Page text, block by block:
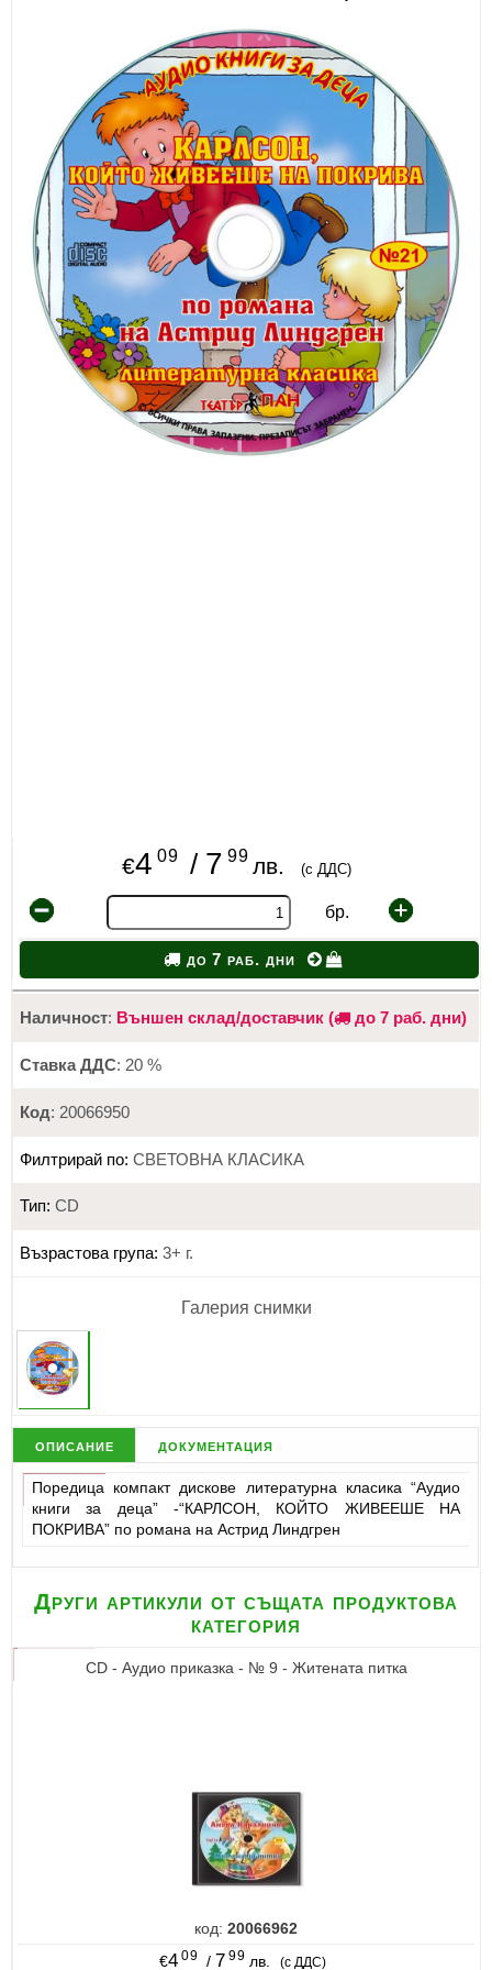
ИЗКУСТВА
МЕБЕЛИ И ОБОРУДВАНЕ
КАНЦЕЛАРСКИ МАТЕРИАЛИ
КНИГИ И УЧЕБНИЦИ
БДП
НОВИ
ПРОМОЦИИ
S.T.E.M.
ИНСТРУМЕНТИ
€4 09 / 7 99 лв. (с ДДС)
бр.
до 7 раб. дни
Наличност: Външен склад/доставчик ( до 7 раб. дни)
Ставка ДДС: 20 %
Код: 20066950
Филтрирай по: СВЕТОВНА КЛАСИКА
Тип: CD
Възрастова група: 3+ г.
Галерия снимки
описание документация
Поредица компакт дискове литературна класика “Аудио
книги за деца” -“КАРЛСОН, КОЙТО ЖИВЕЕШЕ НА
ПОКРИВА” по романа на Астрид Линдгрен
Други артикули от същата продуктова
категория
CD - Аудио приказка - № 9 - Житената питка
код: 20066962
€4 09 / 7 99 лв. (с ДДС)